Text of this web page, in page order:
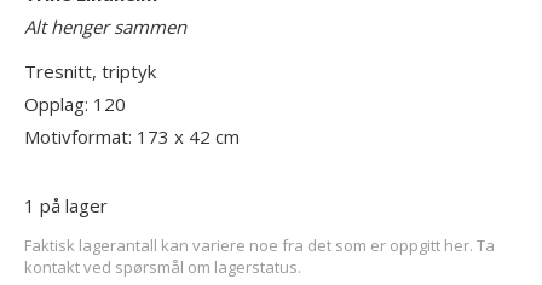
Alt henger sammen
Tresnitt, triptyk
Opplag: 120
Motivformat: 173 x 42 cm
1 på lager
Faktisk lagerantall kan variere noe fra det som er oppgitt her. Ta
kontakt ved spørsmål om lagerstatus.